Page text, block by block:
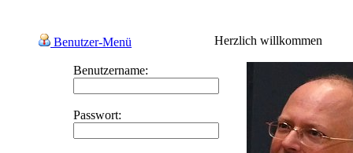
Benutzer-Menü
Benutzername:
Passwort:
Herzlich willkommen